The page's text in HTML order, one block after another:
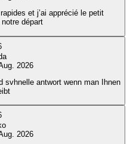
et j’ai apprécié le petit
départ
2026
svhnelle antwort wenn man Ihnen
2026